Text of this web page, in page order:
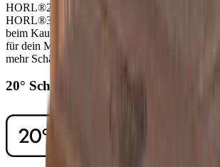
HORL®2 Modelle haben einen
HORL®3 Modelle mit dem Quick Lock
beim Kauf von Schleifscheiben immer darauf,
für dein Modell zu wählen. So kannst du mit
mehr Schärfe-Level entdecken.
20° Schleifwinkel